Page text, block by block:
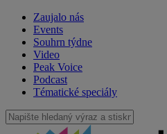
Zaujalo nás
Events
Souhrn týdne
Video
Peak Voice
Podcast
Tématické speciály